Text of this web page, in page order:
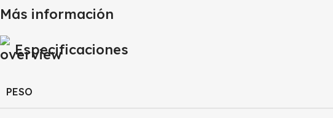
Más información
Especificaciones
PESO